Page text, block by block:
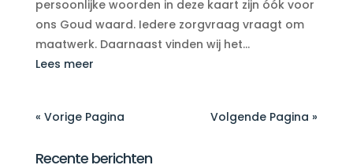
persoonlijke woorden in deze kaart zijn óók voor
ons Goud waard. Iedere zorgvraag vraagt om
maatwerk. Daarnaast vinden wij het...
Lees meer
« Vorige Pagina Volgende Pagina »
Recente berichten